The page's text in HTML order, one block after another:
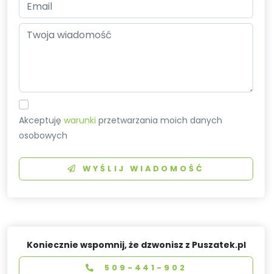
Akceptujęwarunki przetwarzania moich danych
osobowych
WYŚLIJ WIADOMOŚĆ
Koniecznie wspomnij, że dzwonisz z Puszatek.pl
509-441-902